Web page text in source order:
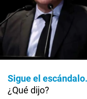
Sigue el escándalo
¿Qué dijo?